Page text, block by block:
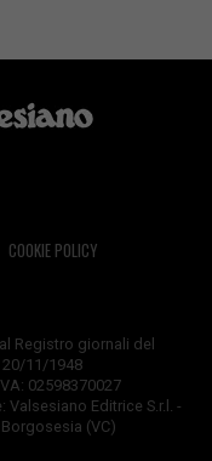
COOKIE POLICY
Registro giornali del
20/11/1948
02598370027
Editrice S.r.l. -
(VC)